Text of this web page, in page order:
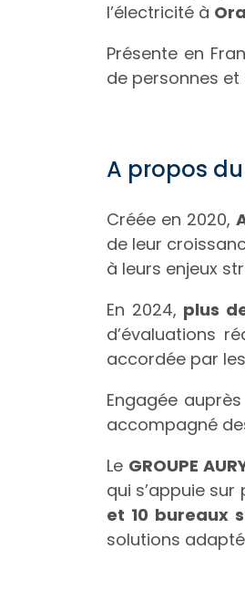
l’électricité à
Présente en
de personnes
A propos du
Créée en 2020,
de leur
à leurs enjeux
En 2024, plus
d’évaluations
accordée par
Engagée
accompagné
Le GROUPE
qui s’appuie sur
et 10 bureaux
solutions